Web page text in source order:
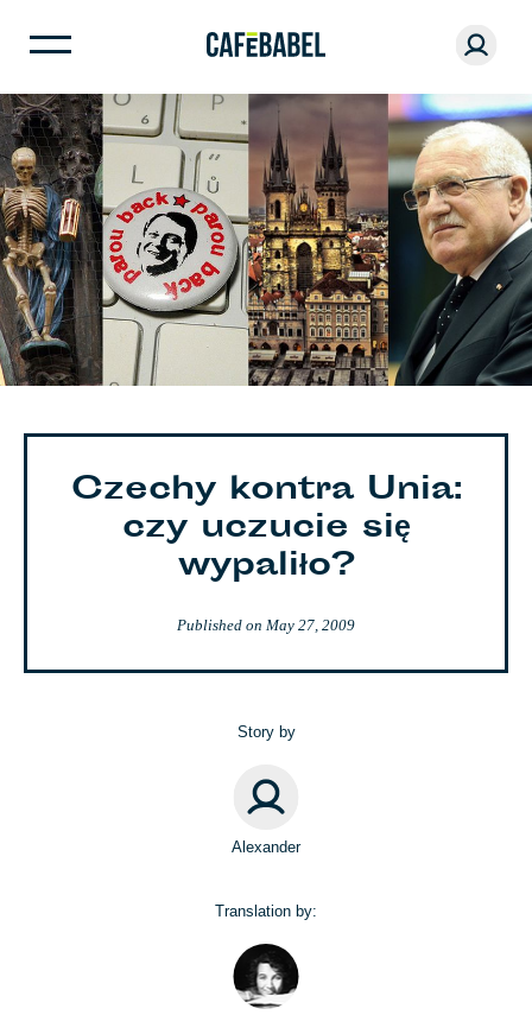
Czechy kontra Unia:
czy uczucie się
wypaliło?
Published on May 27, 2009
Story by
Alexander
Translation by: